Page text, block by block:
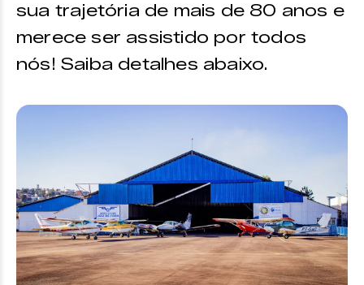
sua trajetória de mais de 80 anos e
merece ser assistido por todos
nós! Saiba detalhes abaixo.